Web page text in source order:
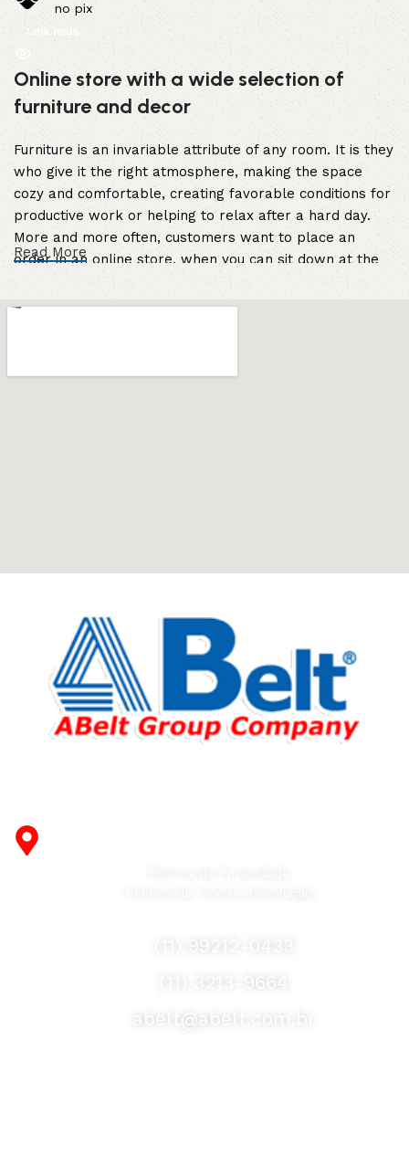
no pix
Leia mais
Online store with a wide selection of
furniture and decor
Furniture is an invariable attribute of any room. It is they
who give it the right atmosphere, making the space
cozy and comfortable, creating favorable conditions for
productive work or helping to relax after a hard day.
More and more often, customers want to place an
order in an online store, when you can sit down at the
computer in your free time, arrange the furniture in the
photo and calmly buy the furniture you like. The online
connoisseurs of beauty. We have selected for you the
ingeniously combine elegance, quality and practicality in
each product unit. Our assortment includes products
from proven companies. Who for many years of
continuous joint work did not give reason to doubt their
reliability and honesty. All of them guarantee the high
quality of their products, excellent operational
characteristics, attractive appearance of the products, a
Read More
(11) 3213-9664
abelt@abelt.com.br